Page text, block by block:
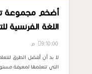
أضخم مجموعة
اللغة الفرنسية
9:10:00 م
لا بد أن أفضل الطرق
التي تتعلمها لمعرفة